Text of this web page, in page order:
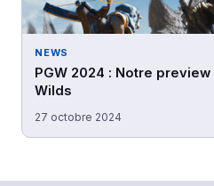
NEWS
PGW 2024 : Notre
Wilds
27 octobre 2024